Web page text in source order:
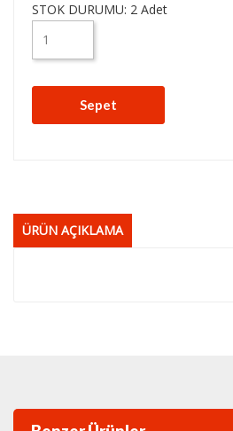
STOK DURUMU: 2 Adet
Sepet
ÜRÜN AÇIKLAMA